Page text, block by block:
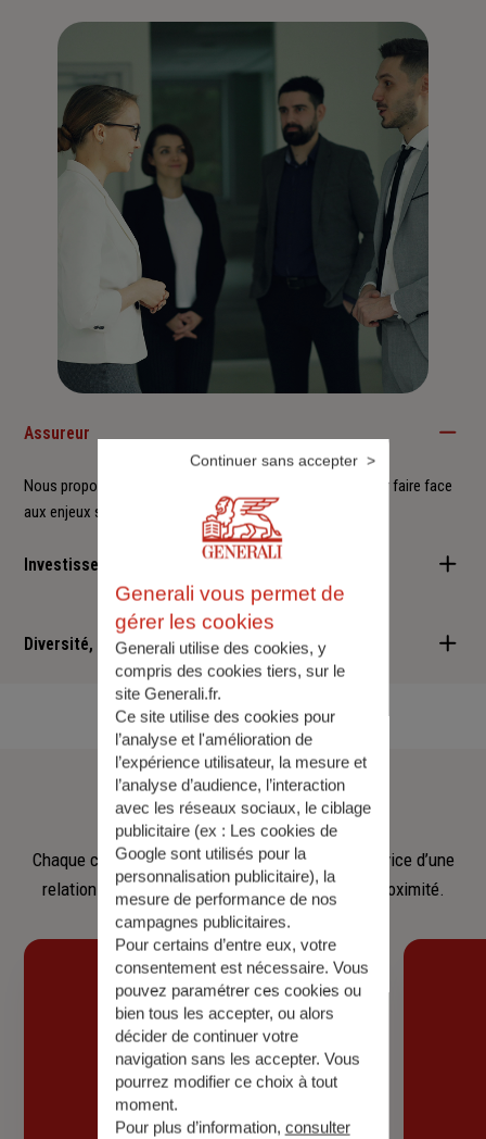
Assureur
Nous proposons à nos clients des solutions durables pour faire face
aux enjeux sociétaux et environnementaux.
Investisseur responsable
Nous sommes convaincus qu'il est possible d'allier performance
financière et retombées positives : cette vision est au cœur des
services que nous vous proposons.
Diversité, Equité, Inclusion
Nous faisons de la diversité, de l'équité et de l'inclusion un
engagement quotidien.
Notreéquipe
Chaque collaborateur met son savoir‑faire au service d’une
relation fondée sur l’écoute, la confiance et la proximité.
Generali vous permet de
gérer les cookies
Generali utilise des cookies, y
compris des cookies tiers, sur le
site Generali.fr.
Ce site utilise des cookies pour
l’analyse et l'amélioration de
l’expérience utilisateur, la mesure et
l’analyse d’audience, l’interaction
avec les réseaux sociaux, le ciblage
publicitaire (ex : Les cookies de
Google sont utilisés pour la
personnalisation publicitaire), la
mesure de performance de nos
campagnes publicitaires.
Pour certains d’entre eux, votre
consentement est nécessaire. Vous
pouvez paramétrer ces cookies ou
bien tous les accepter, ou alors
décider de continuer votre
navigation sans les accepter. Vous
pourrez modifier ce choix à tout
moment.
Pour plus d’information, consulter
Continuer sans accepter